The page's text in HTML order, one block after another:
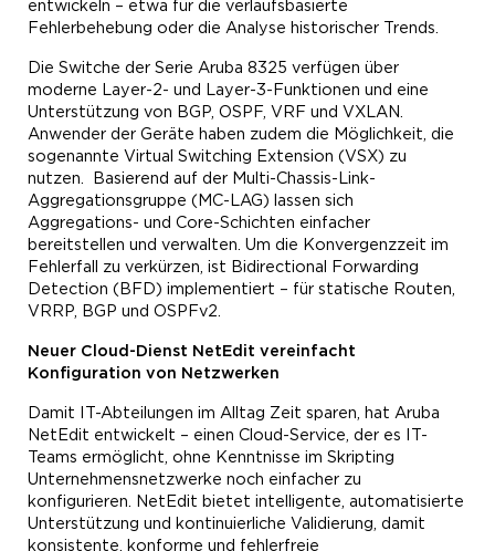
entwickeln – etwa für die verlaufsbasierte
Fehlerbehebung oder die Analyse historischer Trends.
Die Switche der Serie Aruba 8325 verfügen über
moderne Layer-2- und Layer-3-Funktionen und eine
Unterstützung von BGP, OSPF, VRF und VXLAN.
Anwender der Geräte haben zudem die Möglichkeit, die
sogenannte Virtual Switching Extension (VSX) zu
nutzen. Basierend auf der Multi-Chassis-Link-
Aggregationsgruppe (MC-LAG) lassen sich
Aggregations- und Core-Schichten einfacher
bereitstellen und verwalten. Um die Konvergenzzeit im
Fehlerfall zu verkürzen, ist Bidirectional Forwarding
Detection (BFD) implementiert – für statische Routen,
VRRP, BGP und OSPFv2.
Neuer Cloud-Dienst NetEdit vereinfacht
Konfiguration von Netzwerken
Damit IT-Abteilungen im Alltag Zeit sparen, hat Aruba
NetEdit entwickelt – einen Cloud-Service, der es IT-
Teams ermöglicht, ohne Kenntnisse im Skripting
Unternehmensnetzwerke noch einfacher zu
konfigurieren. NetEdit bietet intelligente, automatisierte
Unterstützung und kontinuierliche Validierung, damit
konsistente, konforme und fehlerfreie